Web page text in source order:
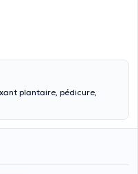
plantaire, pédicure,